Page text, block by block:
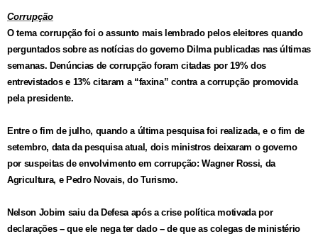
Corrupção
O tema corrupção foi o assunto mais lembrado pelos eleitores quando
perguntados sobre as notícias do governo Dilma publicadas nas últimas
semanas. Denúncias de corrupção foram citadas por 19% dos
entrevistados e 13% citaram a “faxina” contra a corrupção promovida
pela presidente.
Entre o fim de julho, quando a última pesquisa foi realizada, e o fim de
setembro, data da pesquisa atual, dois ministros deixaram o governo
por suspeitas de envolvimento em corrupção: Wagner Rossi, da
Agricultura, e Pedro Novais, do Turismo.
Nelson Jobim saiu da Defesa após a crise política motivada por
declarações – que ele nega ter dado – de que as colegas de ministério